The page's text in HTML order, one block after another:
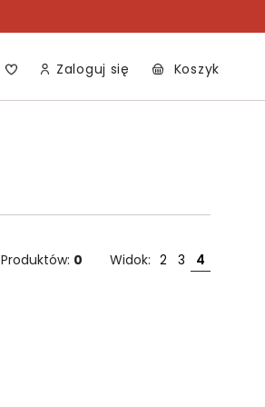
Zaloguj się Koszyk
Produktów: 0 Widok: 2 3 4